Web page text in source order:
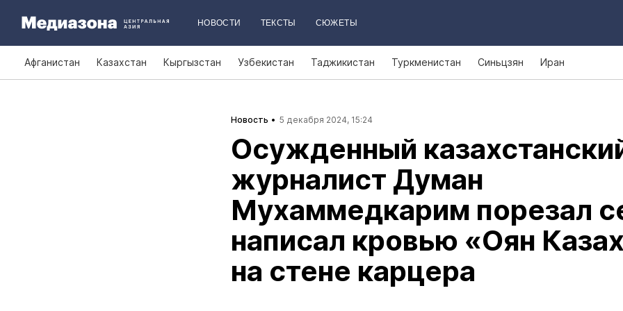
НОВОСТИ ТЕКСТЫ СЮЖЕТЫ
Афганистан Казахстан Кыргызстан Узбекистан Таджикистан Туркменистан Синьцзян Иран
Новость 5 декабря 2024, 15:24
Осужденный
журналист Думан
Мухаммедкарим порезал
написал кровью «Оян
на стене карцера